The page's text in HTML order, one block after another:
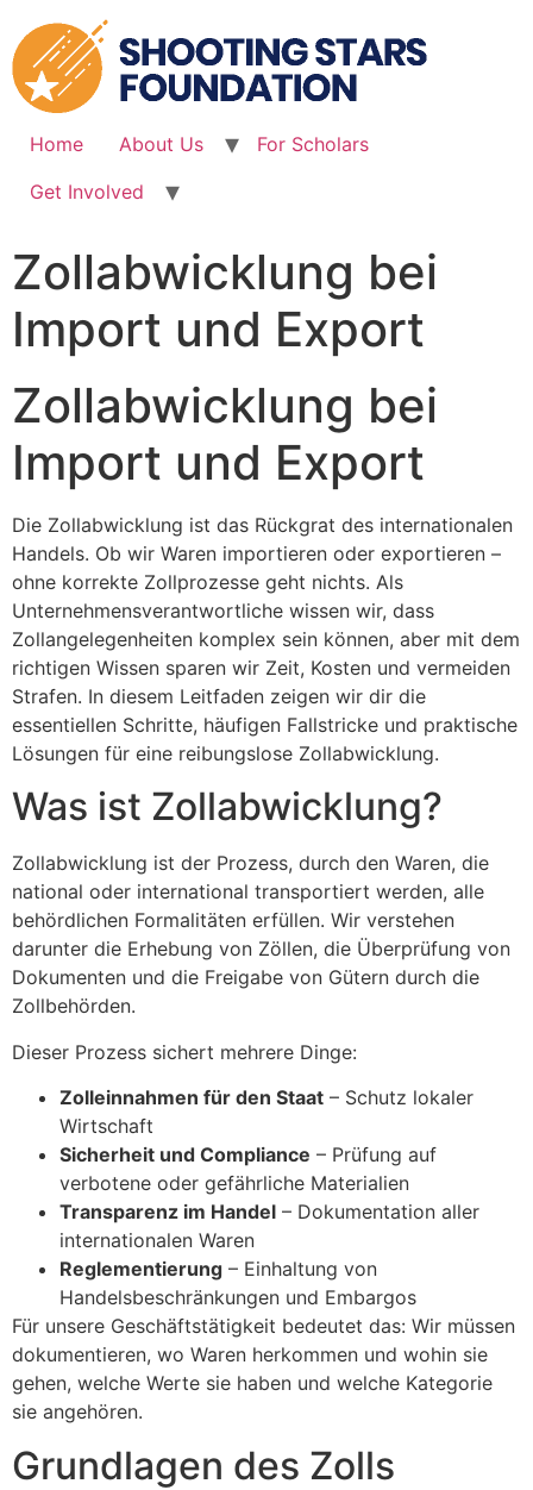
to
content
Home About Us
For Scholars
Get Involved
Zollabwicklung bei
Import und Export
Zollabwicklung bei
Import und Export
Die Zollabwicklung ist das Rückgrat des internationalen
Handels. Ob wir Waren importieren oder exportieren –
ohne korrekte Zollprozesse geht nichts. Als
Unternehmensverantwortliche wissen wir, dass
Zollangelegenheiten komplex sein können, aber mit dem
richtigen Wissen sparen wir Zeit, Kosten und vermeiden
Strafen. In diesem Leitfaden zeigen wir dir die
essentiellen Schritte, häufigen Fallstricke und praktische
Lösungen für eine reibungslose Zollabwicklung.
Was ist Zollabwicklung?
Zollabwicklung ist der Prozess, durch den Waren, die
national oder international transportiert werden, alle
behördlichen Formalitäten erfüllen. Wir verstehen
darunter die Erhebung von Zöllen, die Überprüfung von
Dokumenten und die Freigabe von Gütern durch die
Zollbehörden.
Dieser Prozess sichert mehrere Dinge:
Zolleinnahmen für den Staat – Schutz lokaler
Wirtschaft
Sicherheit und Compliance – Prüfung auf
verbotene oder gefährliche Materialien
Transparenz im Handel – Dokumentation aller
internationalen Waren
Reglementierung – Einhaltung von
Handelsbeschränkungen und Embargos
Für unsere Geschäftstätigkeit bedeutet das: Wir müssen
dokumentieren, wo Waren herkommen und wohin sie
gehen, welche Werte sie haben und welche Kategorie
sie angehören.
Grundlagen des Zolls